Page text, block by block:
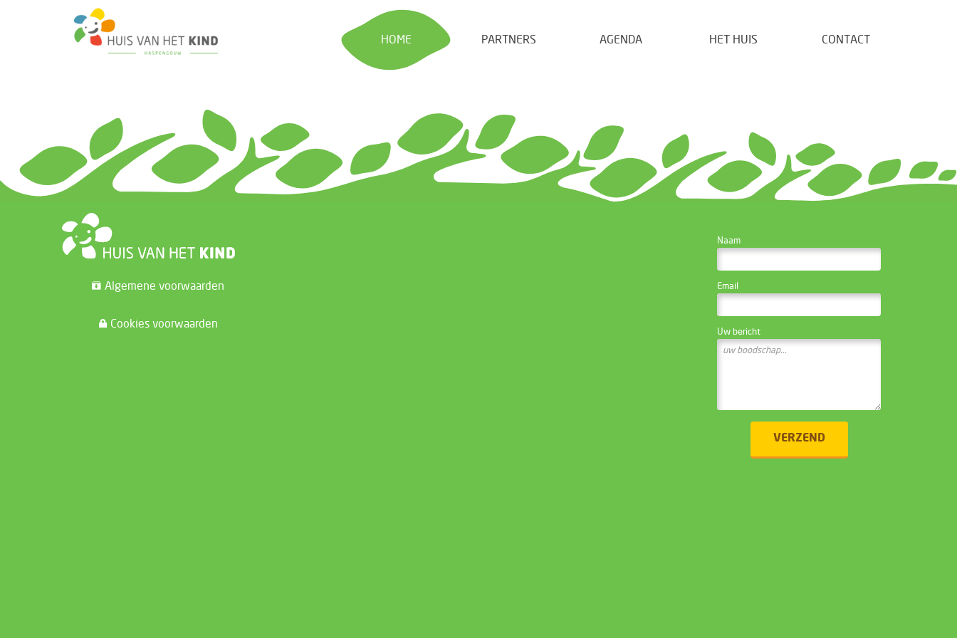
HOME PARTNERS AGENDA HET HUIS CONTACT
Algemene voorwaarden
Cookies voorwaarden
WEBSITE BEHEERDER
Naam
Email
Uw bericht
VERZEND